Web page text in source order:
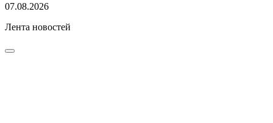
07.08.2026
Лента новостей